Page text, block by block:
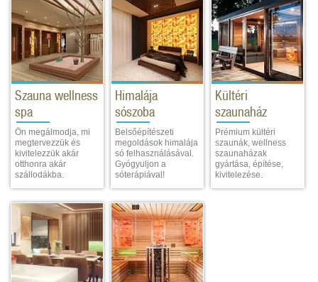
Szauna wellness
spa
Ön megálmodja, mi
megtervezzük és
kivitelezzük akár
otthonra akár
szállodákba.
Himalája
sószoba
Belsőépítészeti
megoldások himalája
só felhasználásával.
Gyógyuljon a
sóterápiával!
Kültéri
szaunaház
Prémium kültéri
szaunák, wellness
szaunaházak
gyártása, építése,
kivitelezése.